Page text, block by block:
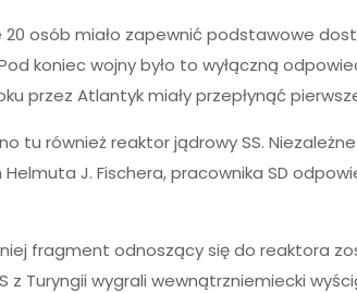
20 osób miało zapewnić podstawowe
koniec wojny było to wyłączną
przez Atlantyk miały przepłynąć
tu również reaktor jądrowy SS.
J. Fischera, pracownika SD
fragment odnoszący się do reaktora
z Turyngii wygrali wewnątrzniemiecki